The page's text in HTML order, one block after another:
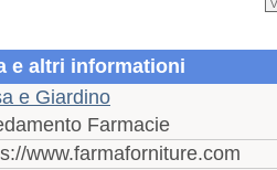
e altri informationi
e Giardino
Farmacie
www.farmaforniture.com